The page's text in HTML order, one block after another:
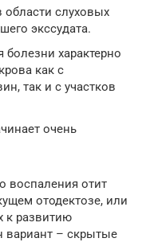
слуховых
экссудата.
болезни характерно
как с
так и с участков
очень
воспаления отит
отодектозе, или
к развитию
вариант – скрытые